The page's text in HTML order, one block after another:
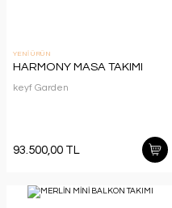
YENİ ÜRÜN
HARMONY MASA TAKIMI
keyf Garden
93.500,00 TL